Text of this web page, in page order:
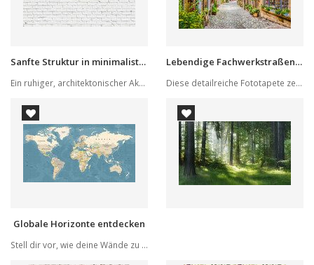
Sanfte Struktur in minimalistischer Eleganz
Ein ruhiger, architektonischer Akzent wird durc...
Lebendige Fachwerkstraßenszene
Diese detailreiche Fototapete zeigt eine enge G...
Globale Horizonte entdecken
Stell dir vor, wie deine Wände zu einer Landkar...